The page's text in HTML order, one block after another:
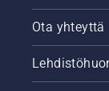
Ota yhteyttä